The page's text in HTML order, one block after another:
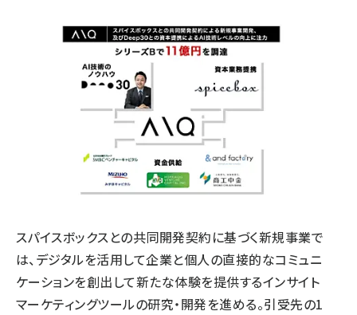
スパイスボックスとの共同開発契約に基づく新規事業で
は、デジタルを活用して企業と個人の直接的なコミュニ
ケーションを創出して新たな体験を提供するインサイト
マーケティングツールの研究・開発を進める。引受先の1